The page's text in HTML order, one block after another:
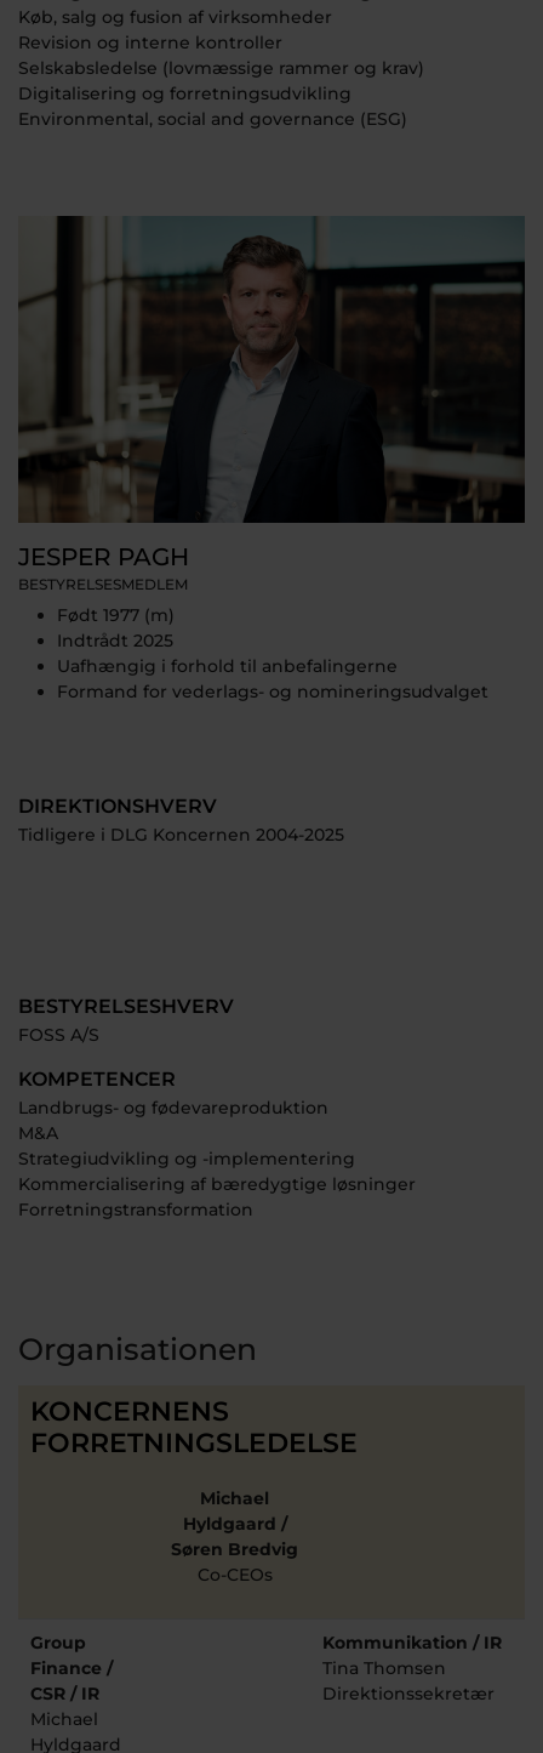
Køb, salg og fusion af virksomheder
Revision og interne kontroller
Selskabsledelse (lovmæssige rammer og krav)
Digitalisering og forretningsudvikling
Environmental, social and governance (ESG)
JESPER PAGH
BESTYRELSESMEDLEM
Født 1977 (m)
Indtrådt 2025
Uafhængig i forhold til anbefalingerne
Formand for vederlags- og nomineringsudvalget
DIREKTIONSHVERV
Tidligere i DLG Koncernen 2004-2025
BESTYRELSESHVERV
FOSS A/S
KOMPETENCER
Landbrugs- og fødevareproduktion
M&A
Strategiudvikling og -implementering
Kommercialisering af bæredygtige løsninger
Forretningstransformation
Organisationen
KONCERNENS
FORRETNINGSLEDELSE
Michael
Hyldgaard /
Søren Bredvig
Co-CEOs
Group
Finance /
CSR / IR
Michael
Hyldgaard
Kommunikation / IR
Tina Thomsen
Direktionssekretær